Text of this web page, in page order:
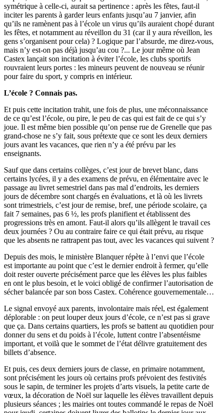
symétrique à celle-ci, aurait sa pertinence : après les fêtes, faut-il
inciter les parents à garder leurs enfants jusqu’au 7 janvier, afin
qu’ils ne ramènent pas à l’école un virus qu’ils auraient chopé durant
les fêtes, et notamment au réveillon du 31 (car il y aura réveillon, les
gens s’organisent pour cela) ? Logique par l’absurde, me direz-vous,
mais n’y est-on pas déjà jusqu’au cou ?... Le jour même où Jean
Castex lançait son incitation à éviter l’école, les clubs sportifs
rouvraient leurs portes : les mineurs peuvent de nouveau se réunir
pour faire du sport, y compris en intérieur.
L’école ? Connais pas.
Et puis cette incitation trahit, une fois de plus, une méconnaissance
de ce qu’est l’école, ou pire, le peu de cas qui est fait de ce qui s’y
joue. Il est même bien possible qu’on pense rue de Grenelle que pas
grand-chose ne s’y fait, sous prétexte que ce sont les deux derniers
jours avant les vacances, que rien n’y a été prévu par les
enseignants.
Sauf que dans certains collèges, c’est jour de brevet blanc, dans
certains lycées, il y a des examens de prévu, en élémentaire avec le
passage au livret semestriel dans pas mal d’endroits, les derniers
jours de décembre sont chargés en évaluations, et là où les livrets
sont trimestriels, c’est jour de remise, bref, une période scolaire, ça
fait 7 semaines, pas 6 ½, les profs planifient et établissent des
progressions très en amont. Faut-il alors qu’ils allègent le travail ces
deux journées ? Ou au contraire faire ce qui était prévu, au risque
que les absents ne rattrapent pas tout, avec les vacances qui suivent ?
Depuis des mois, le ministère Blanquer répète à l’envi que l’école
est importante au point que c’est le dernier endroit à fermer, qu’elle
doit rester ouverte précisément parce que les élèves les plus faibles
en ont le plus besoin, et le voici obligé de confirmer l’autorisation de
sécher balancée par son boss Castex. Cohérence gouvernementale…
Le signal envoyé aux parents, involontaire mais réel, est également
déplorable : on peut louper deux jours d’école, ce n’est pas si grave
que ça. Dans certains quartiers, les profs se battent au quotidien pour
donner du sens et du poids à l’école, luttent contre l’absentéisme
important, et voilà que le sommet de l’état délivre gratuitement des
billets d’absence.
Et puis, ces deux derniers jours de classe, en primaire notamment,
sont précisément les jours où certains profs prévoient des festivités
sous le sapin, de terminer les projets d’arts visuels, la petite carte de
vœux, la décoration de Noël sur laquelle les élèves travaillent depuis
plusieurs séances ; les mairies ont toutes commandé le repas de Noël